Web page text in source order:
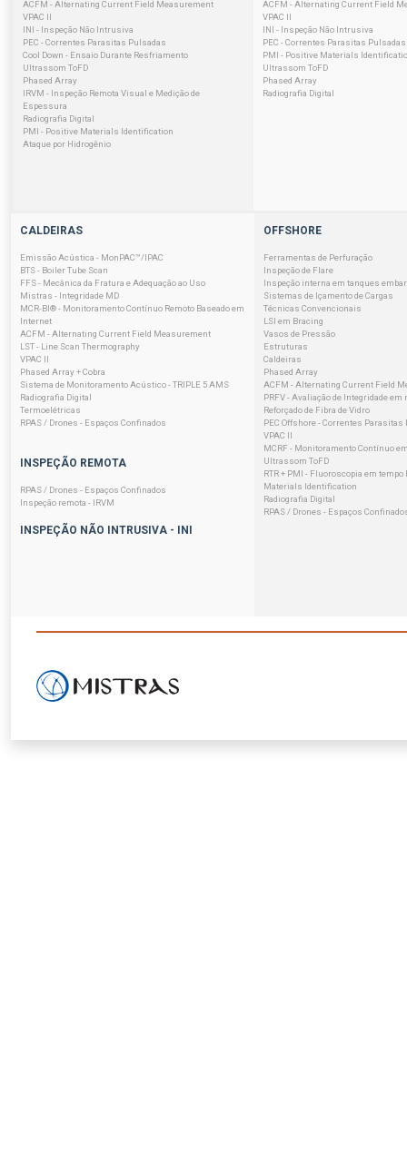
ACFM - Alternating Current Field Measurement
VPAC II
INI - Inspeção Não Intrusiva
PEC - Correntes Parasitas Pulsadas
Cool Down - Ensaio Durante Resfriamento
Ultrassom ToFD
Phased Array
IRVM - Inspeção Remota Visual e Medição de
Espessura
Radiografia Digital
PMI - Positive Materials Identification
Ataque por Hidrogênio
ACFM - Alternating Current Field
VPAC II
INI - Inspeção Não Intrusiva
PEC - Correntes Parasitas Pulsadas
PMI - Positive Materials
Ultrassom ToFD
Phased Array
Radiografia Digital
CALDEIRAS
Emissão Acústica - MonPAC™/IPAC
BTS - Boiler Tube Scan
FFS - Mecânica da Fratura e Adequação ao Uso
Mistras - Integridade MD
MCR-BI® - Monitoramento Contínuo Remoto Baseado em
Internet
ACFM - Alternating Current Field Measurement
LST - Line Scan Thermography
VPAC II
Phased Array + Cobra
Sistema de Monitoramento Acústico - TRIPLE 5 AMS
Radiografia Digital
Termoelétricas
RPAS / Drones - Espaços Confinados
INSPEÇÃO REMOTA
RPAS / Drones - Espaços Confinados
Inspeção remota - IRVM
INSPEÇÃO NÃO INTRUSIVA - INI
OFFSHORE
Ferramentas de Perfuração
Inspeção de Flare
Inspeção interna em tanques
Sistemas de Içamento de Cargas
Técnicas Convencionais
LSI em Bracing
Vasos de Pressão
Estruturas
Caldeiras
Phased Array
ACFM - Alternating Current Field
PRFV - Avaliação de Integridade
Reforçado de Fibra de Vidro
PEC Offshore - Correntes Parasitas
VPAC II
MCRF - Monitoramento Contínuo
Ultrassom ToFD
RTR + PMI - Fluoroscopia em tempo
Materials Identification
Radiografia Digital
RPAS / Drones - Espaços